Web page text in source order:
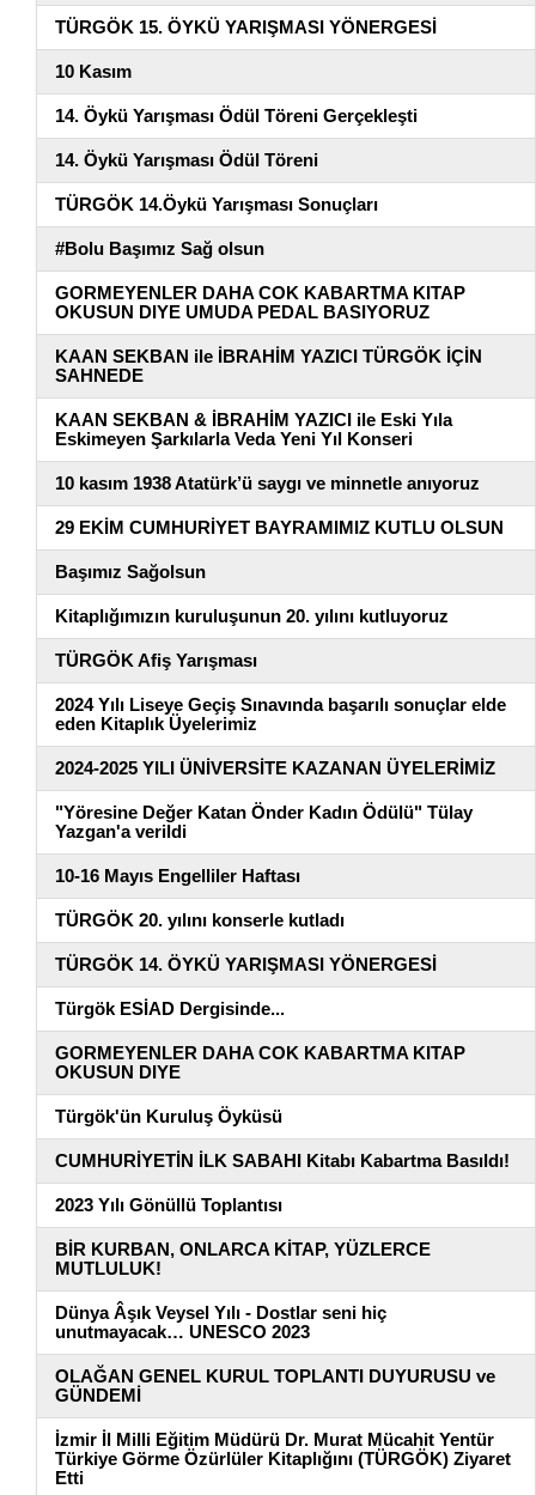
TÜRGÖK 15. ÖYKÜ YARIŞMASI YÖNERGESİ
10 Kasım
14. Öykü Yarışması Ödül Töreni Gerçekleşti
14. Öykü Yarışması Ödül Töreni
TÜRGÖK 14.Öykü Yarışması Sonuçları
#Bolu Başımız Sağ olsun
GORMEYENLER DAHA COK KABARTMA KITAP
OKUSUN DIYE UMUDA PEDAL BASIYORUZ
KAAN SEKBAN ile İBRAHİM YAZICI TÜRGÖK İÇİN
SAHNEDE
KAAN SEKBAN & İBRAHİM YAZICI ile Eski Yıla
Eskimeyen Şarkılarla Veda Yeni Yıl Konseri
10 kasım 1938 Atatürk’ü saygı ve minnetle anıyoruz
29 EKİM CUMHURİYET BAYRAMIMIZ KUTLU OLSUN
Başımız Sağolsun
Kitaplığımızın kuruluşunun 20. yılını kutluyoruz
TÜRGÖK Afiş Yarışması
2024 Yılı Liseye Geçiş Sınavında başarılı sonuçlar elde
eden Kitaplık Üyelerimiz
2024-2025 YILI ÜNİVERSİTE KAZANAN ÜYELERİMİZ
"Yöresine Değer Katan Önder Kadın Ödülü" Tülay
Yazgan'a verildi
10-16 Mayıs Engelliler Haftası
TÜRGÖK 20. yılını konserle kutladı
TÜRGÖK 14. ÖYKÜ YARIŞMASI YÖNERGESİ
Türgök ESİAD Dergisinde...
GORMEYENLER DAHA COK KABARTMA KITAP
OKUSUN DIYE
Türgök'ün Kuruluş Öyküsü
CUMHURİYETİN İLK SABAHI Kitabı Kabartma Basıldı!
2023 Yılı Gönüllü Toplantısı
BİR KURBAN, ONLARCA KİTAP, YÜZLERCE
MUTLULUK!
Dünya Âşık Veysel Yılı - Dostlar seni hiç
unutmayacak… UNESCO 2023
OLAĞAN GENEL KURUL TOPLANTI DUYURUSU ve
GÜNDEMİ
İzmir İl Milli Eğitim Müdürü Dr. Murat Mücahit Yentür
Türkiye Görme Özürlüler Kitaplığını (TÜRGÖK) Ziyaret
Etti